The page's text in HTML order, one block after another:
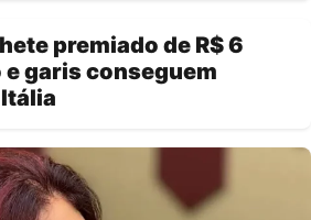
premiado de R$ 6
garis conseguem